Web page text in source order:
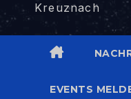
Kreuznach
EVENTS